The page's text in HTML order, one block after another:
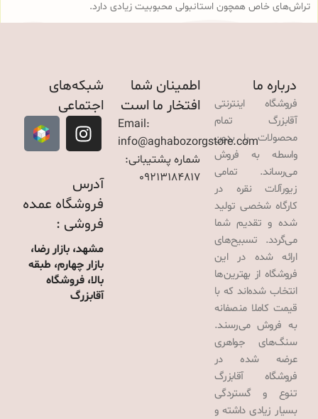
تراش‌های خاص همچون استانبولی محبوبیت زیادی دارد.
درباره ما
فروشگاه اینترنتی
آقابزرگ تمام
محصولات را بدون
واسطه به فروش
می‌رساند. تمامی
زیورآلات نقره در
کارگاه شخصی تولید
شده و تقدیم شما
می‌گردد. تسبیح‌های
ارائه شده در این
فروشگاه از بهترین‌ها
انتخاب شده‌اند که با
قیمت کاملا منصفانه
به فروش می‌رسند.
سنگ‌های جواهری
عرضه شده در
فروشگاه آقابزرگ
تنوع و گستردگی
بسیار زیادی داشته و
اطمینان شما
افتخار ما است
Email:
info@aghabozorgstore.com
شماره پشتیبانی:
09213184817
شبکه‌های
اجتماعی
آدرس
فروشگاه عمده
فروشی :
مشهد، بازار رضا،
بازار چهارم، طبقه
بالا، فروشگاه
آقابزرگ